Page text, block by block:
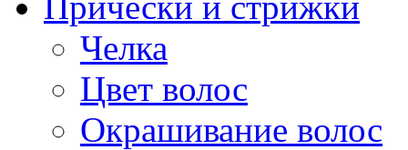
Челка
Цвет волос
Окрашивание волос